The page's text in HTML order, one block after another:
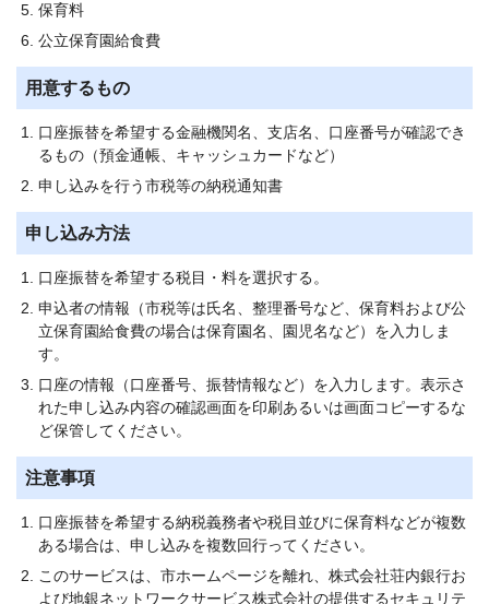
保育料
公立保育園給食費
用意するもの
口座振替を希望する金融機関名、支店名、口座番号が確認でき
るもの（預金通帳、キャッシュカードなど）
申し込みを行う市税等の納税通知書
申し込み方法
口座振替を希望する税目・料を選択する。
申込者の情報（市税等は氏名、整理番号など、保育料および公
立保育園給食費の場合は保育園名、園児名など）を入力しま
す。
口座の情報（口座番号、振替情報など）を入力します。表示さ
れた申し込み内容の確認画面を印刷あるいは画面コピーするな
ど保管してください。
注意事項
口座振替を希望する納税義務者や税目並びに保育料などが複数
ある場合は、申し込みを複数回行ってください。
このサービスは、市ホームページを離れ、株式会社荘内銀行お
よび地銀ネットワークサービス株式会社の提供するセキュリテ